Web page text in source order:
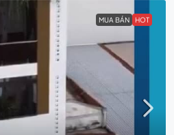
MUA BÁN HOT